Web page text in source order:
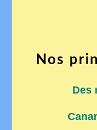
Nos
Des